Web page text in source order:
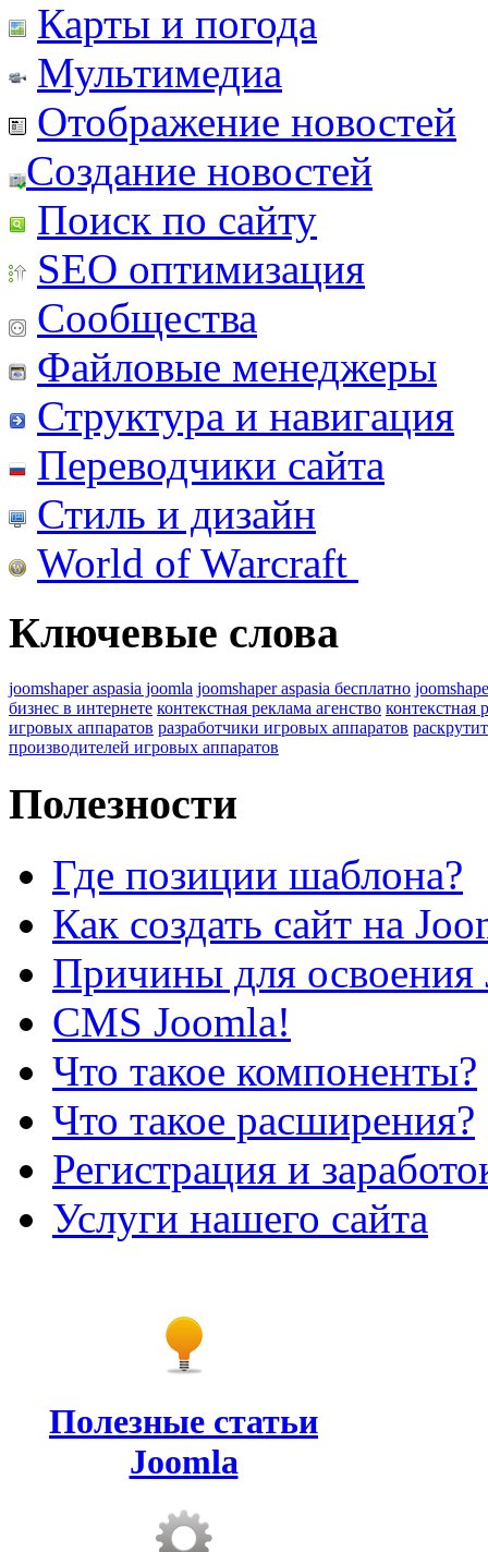
Карты и погода
Мультимедиа
Отображение новостей
Создание новостей
Поиск по сайту
SEO оптимизация
Сообщества
Файловые менеджеры
Структура и навигация
Переводчики сайта
Стиль и дизайн
World of Warcraft
Ключевые слова
joomshaper aspasia joomla joomshaper aspasia бесплатно
бизнес в интернете контекстная реклама агенство контекстная
игровых аппаратов разработчики игровых аппаратов
производителей игровых аппаратов
Полезности
Где позиции шаблона?
Как создать сайт на
Причины для освоения
CMS Joomla!
Что такое компоненты?
Что такое расширения?
Регистрация и
Услуги нашего сайта
Полезные статьи
Joomla